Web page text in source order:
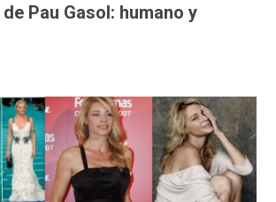
Pau Gasol: humano y